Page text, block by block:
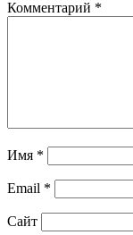
Комментарий *
Имя *
Email *
Сайт